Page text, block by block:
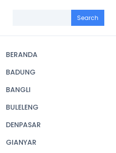
navigation
BERANDA
BADUNG
BANGLI
BULELENG
DENPASAR
GIANYAR